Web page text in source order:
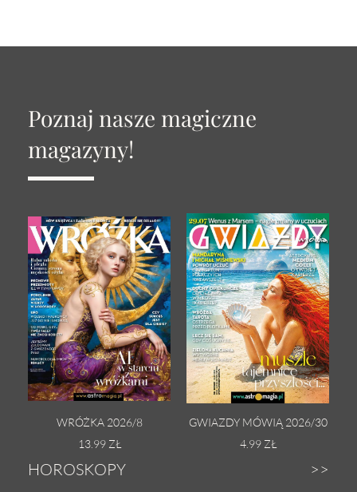
Poznaj nasze magiczne
magazyny!
WRÓŻKA 2026/8
13.99 ZŁ
GWIAZDY MÓWIĄ 2026/30
4.99 ZŁ
HOROSKOPY